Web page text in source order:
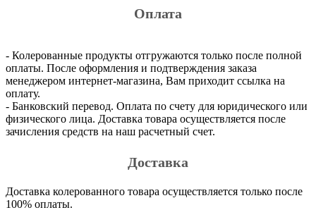
Оплата
- Колерованные продукты отгружаются только после полной
оплаты. После оформления и подтверждения заказа
менеджером интернет-магазина, Вам приходит ссылка на
оплату.
- Банковский перевод. Оплата по счету для юридического или
физического лица. Доставка товара осуществляется после
зачисления средств на наш расчетный счет.
Доставка
Доставка колерованного товара осуществляется только после
100% оплаты.